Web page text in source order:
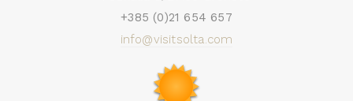
+385 (0)21 654 657
info@visitsolta.com